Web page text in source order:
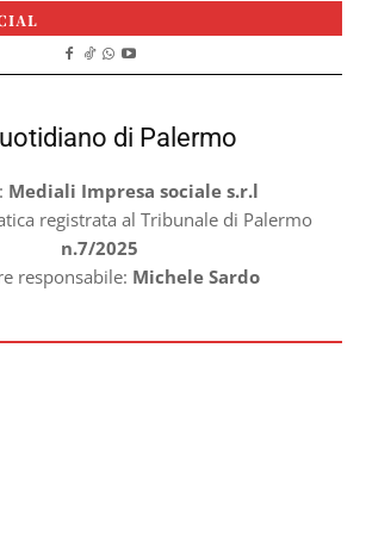
di Palermo
Mediali Impresa sociale s.r.l
registrata al Tribunale di Palermo
n.7/2025
responsabile: Michele Sardo